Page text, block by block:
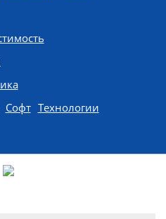
Софт Технологии